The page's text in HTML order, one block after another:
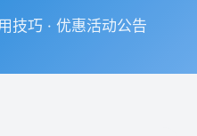
技巧 · 优惠活动公告